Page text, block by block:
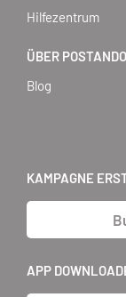
Hilfezentrum
ÜBER POSTANDO
Blog
KAMPAGNE
APP